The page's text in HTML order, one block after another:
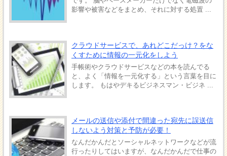
影響や被害などをまとめ、それに対する処置 ...
クラウドサービスで、あれどこだっけ？をな
くすために情報の一元化をしよう
手帳術やクラウドサービスなどの本を読んでる
と、よく「情報を一元化する」という言葉を目に
します。 もはやデキるビジネスマン・ビジネ ...
メールの送信や添付で間違った宛先に誤送信
しないよう対策と予防が必要！
なんだかんだとソーシャルネットワークなどが流
行ったりしてはいますが、なんだかんだで仕事の